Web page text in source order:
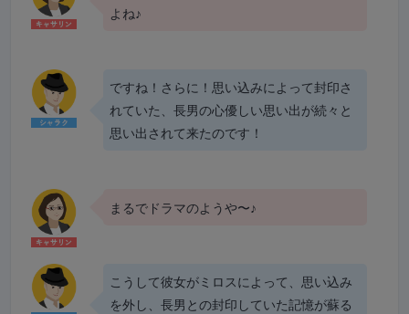
よね♪
ですね！さらに！思い込みによって封印さ
れていた、長男の心優しい思い出が続々と
思い出されて来たのです！
まるでドラマのようや〜♪
こうして彼女がミロスによって、思い込み
を外し、長男との封印していた記憶が蘇る